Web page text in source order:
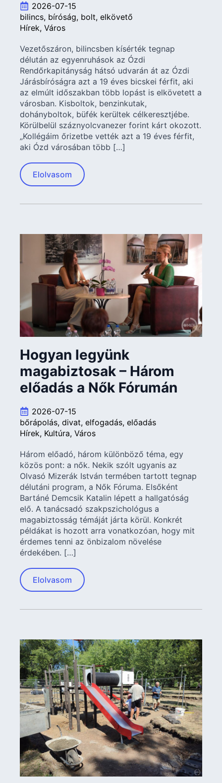
2026-07-15
bilincs bíróság bolt elkövető
Hírek Város
Vezetőszáron, bilincsben kísérték tegnap
délután az egyenruhások az Ózdi
Rendőrkapitányság hátsó udvarán át az Ózdi
Járásbíróságra azt a 19 éves bicskei férfit, aki
az elmúlt időszakban több lopást is elkövetett a
városban. Kisboltok, benzinkutak,
dohányboltok, büfék kerültek célkeresztjébe.
Körülbelül száznyolcvanezer forint kárt okozott.
„Kollégáim őrizetbe vették azt a 19 éves férfit,
aki Ózd városában több […]
Elolvasom
Hogyan legyünk
magabiztosak – Három
előadás a Nők Fórumán
2026-07-15
bőrápolás divat elfogadás előadás
Hírek Kultúra Város
Három előadó, három különböző téma, egy
közös pont: a nők. Nekik szólt ugyanis az
Olvasó Mizerák István termében tartott tegnap
délutáni program, a Nők Fóruma. Elsőként
Bartáné Demcsik Katalin lépett a hallgatóság
elő. A tanácsadó szakpszichológus a
magabiztosság témáját járta körül. Konkrét
példákat is hozott arra vonatkozóan, hogy mit
érdemes tenni az önbizalom növelése
érdekében. […]
Elolvasom